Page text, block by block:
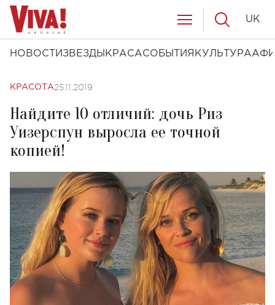
НОВОСТИ ЗВЕЗДЫ КРАСАСОБЫТИЯ КУЛЬТУРА
UK
КРАСОТА25.11.2019
Найдите 10 отличий: дочь Риз
Уизерспун выросла ее точной
копией!